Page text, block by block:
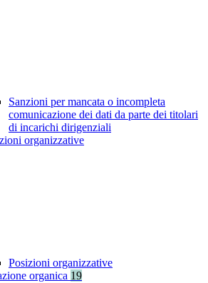
Sanzioni per mancata o incompleta
comunicazione dei dati da parte dei titolari
di incarichi dirigenziali
organizzative
Posizioni organizzative
organica 19